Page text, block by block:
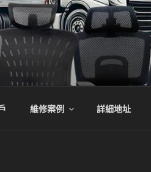
維修案例 詳細地址